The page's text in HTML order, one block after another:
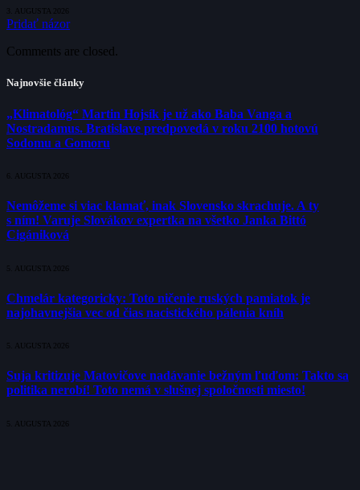
3. AUGUSTA 2026
Pridať názor
Comments are closed.
Najnovšie články
„Klimatológ“ Martin Hojsík je už ako Baba Vanga a
Nostradamus. Bratislave predpovedá v roku 2100 hotovú
Sodomu a Gomoru
6. AUGUSTA 2026
Nemôžeme si viac klamať, inak Slovensko skrachuje. A ty
s ním! Varuje Slovákov expertka na všetko Janka Bittó
Cigániková
5. AUGUSTA 2026
Chmelár kategoricky: Toto ničenie ruských pamiatok je
najohavnejšia vec od čias nacistického pálenia kníh
5. AUGUSTA 2026
Suja kritizuje Matovičove nadávanie bežným ľuďom: Takto sa
politika nerobí! Toto nemá v slušnej spoločnosti miesto!
5. AUGUSTA 2026